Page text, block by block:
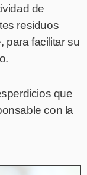
de
residuos
para facilitar su
que
con la